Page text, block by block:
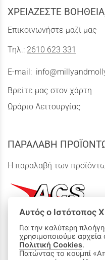
ΧΡΕΙΑΖΕΣΤΕ
Επικοινωνήστε μαζί μας
Τηλ.: 2610 623 331
E-mail:
Βρείτε μας στον χάρτη
Ωράριο Λειτουργίας
ΠΑΡΑΛΑΒΗ
Η παραλαβή των
ΟΙ ΑΓΟΡΕΣ ΜΟΥ
Αυτός ο Ιστότοπος
Για την καλύτερη
χρησιμοποιούμε
Πολιτική Cookies.
Πατώντας το κουμπί «Αποδοχή όλων» αποδέχεστε